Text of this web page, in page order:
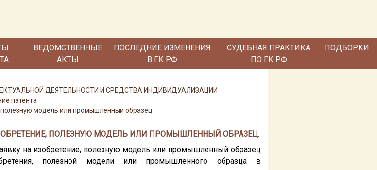
ВЕДОМСТВЕННЫЕ
АКТЫ
ПОСЛЕДНИЕ ИЗМЕНЕНИЯ
В ГК РФ
СУДЕБНАЯ ПРАКТИКА
ПО ГК РФ
ПОДБОРКИ
ДЕЯТЕЛЬНОСТИ И СРЕДСТВА ИНДИВИДУАЛИЗАЦИИ
патента
полезную модель или промышленный образец
ПОЛЕЗНУЮ МОДЕЛЬ ИЛИ ПРОМЫШЛЕННЫЙ ОБРАЗЕЦ.
на изобретение, полезную модель или промышленный образец
полезной модели или промышленного образца в